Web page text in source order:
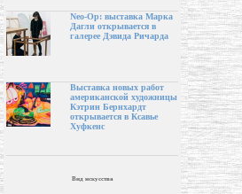
Neo-Op: выставка Марка
Дагли открывается в
галерее Дэвида Ричарда
Выставка новых работ
американской художницы
Кэтрин Бернхардт
открывается в Ксавье
Хуфкенс
Вид искусства